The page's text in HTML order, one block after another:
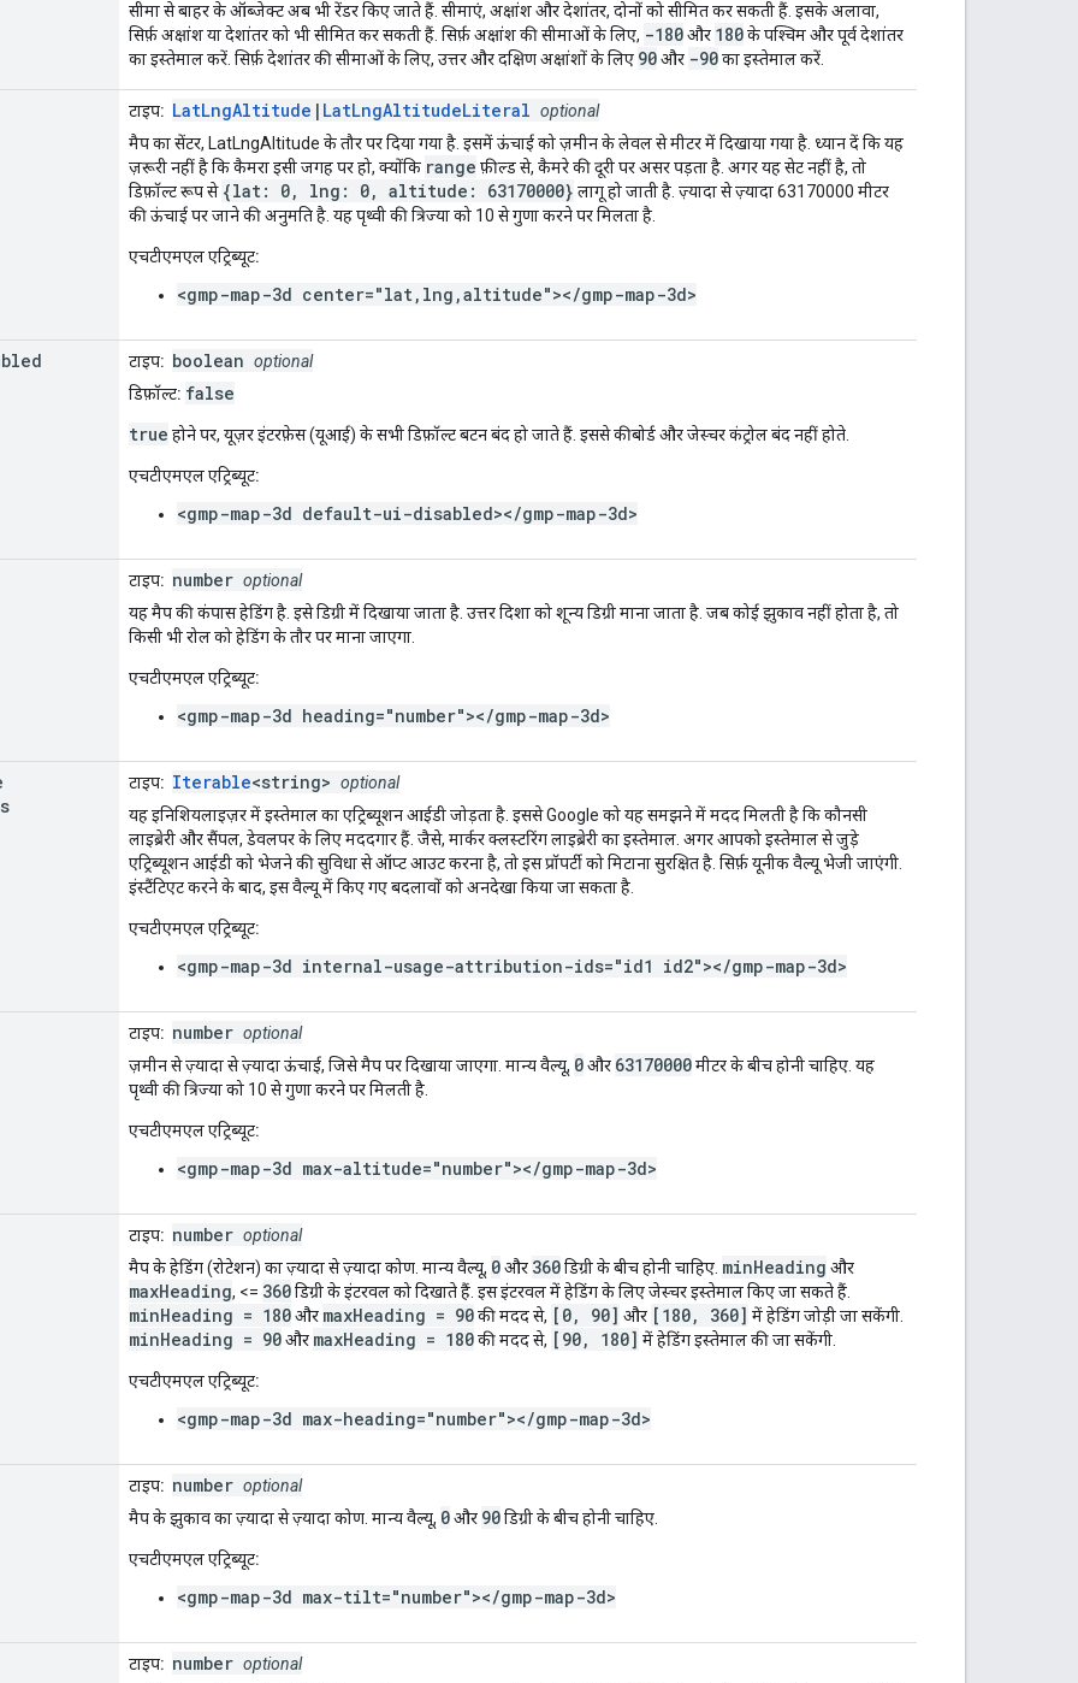
सीमा से बाहर के ऑब्जेक्ट अब भी रेंडर किए जाते हैं. सीमाएं, अक्षांश और देशांतर, दोनों को सीमित कर सकती हैं. इसके अलावा,
सिर्फ़ अक्षांश या देशांतर को भी सीमित कर सकती हैं. सिर्फ़ अक्षांश की सीमाओं के लिए, -180और 180के पश्चिम और पूर्व देशांतर
का इस्तेमाल करें. सिर्फ़ देशांतर की सीमाओं के लिए, उत्तर और दक्षिण अक्षांशों के लिए 90और -90का इस्तेमाल करें.
टाइप: LatLngAltitude | LatLngAltitudeLiteral optional
मैप का सेंटर, LatLngAltitude के तौर पर दिया गया है. इसमें ऊंचाई को ज़मीन के लेवल से मीटर में दिखाया गया है. ध्यान दें कि यह
ज़रूरी नहीं है कि कैमरा इसी जगह पर हो, क्योंकि range फ़ील्ड से, कैमरे की दूरी पर असर पड़ता है. अगर यह सेट नहीं है, तो
डिफ़ॉल्ट रूप से {lat: 0, lng: 0, altitude: 63170000} लागू हो जाती है. ज़्यादा से ज़्यादा 63170000 मीटर
की ऊंचाई पर जाने की अनुमति है. यह पृथ्वी की त्रिज्या को 10 से गुणा करने पर मिलता है.
एचटीएमएल एट्रिब्यूट:
<gmp-map-3d center="lat,lng,altitude"></gmp-map-3d>
टाइप: boolean optional
डिफ़ॉल्ट: false
true होने पर, यूज़र इंटरफ़ेस (यूआई) के सभी डिफ़ॉल्ट बटन बंद हो जाते हैं. इससे कीबोर्ड और जेस्चर कंट्रोल बंद नहीं होते.
एचटीएमएल एट्रिब्यूट:
<gmp-map-3d default-ui-disabled></gmp-map-3d>
टाइप: number optional
यह मैप की कंपास हेडिंग है. इसे डिग्री में दिखाया जाता है. उत्तर दिशा को शून्य डिग्री माना जाता है. जब कोई झुकाव नहीं होता है, तो
किसी भी रोल को हेडिंग के तौर पर माना जाएगा.
एचटीएमएल एट्रिब्यूट:
<gmp-map-3d heading="number"></gmp-map-3d>
टाइप: Iterable<string> optional
यह इनिशियलाइज़र में इस्तेमाल का एट्रिब्यूशन आईडी जोड़ता है. इससे Google को यह समझने में मदद मिलती है कि कौनसी
लाइब्रेरी और सैंपल, डेवलपर के लिए मददगार हैं. जैसे, मार्कर क्लस्टरिंग लाइब्रेरी का इस्तेमाल. अगर आपको इस्तेमाल से जुड़े
एट्रिब्यूशन आईडी को भेजने की सुविधा से ऑप्ट आउट करना है, तो इस प्रॉपर्टी को मिटाना सुरक्षित है. सिर्फ़ यूनीक वैल्यू भेजी जाएंगी.
इंस्टैंटिएट करने के बाद, इस वैल्यू में किए गए बदलावों को अनदेखा किया जा सकता है.
एचटीएमएल एट्रिब्यूट:
<gmp-map-3d internal-usage-attribution-ids="id1 id2"></gmp-map-3d>
टाइप: number optional
ज़मीन से ज़्यादा से ज़्यादा ऊंचाई, जिसे मैप पर दिखाया जाएगा. मान्य वैल्यू, 0और 63170000मीटर के बीच होनी चाहिए. यह
पृथ्वी की त्रिज्या को 10 से गुणा करने पर मिलती है.
एचटीएमएल एट्रिब्यूट:
<gmp-map-3d max-altitude="number"></gmp-map-3d>
टाइप: number optional
मैप के हेडिंग (रोटेशन) का ज़्यादा से ज़्यादा कोण. मान्य वैल्यू, 0और 360डिग्री के बीच होनी चाहिए. minHeading और
maxHeading, <= 360डिग्री के इंटरवल को दिखाते हैं. इस इंटरवल में हेडिंग के लिए जेस्चर इस्तेमाल किए जा सकते हैं.
minHeading = 180और maxHeading = 90की मदद से, [0, 90] और [180, 360] में हेडिंग जोड़ी जा सकेंगी.
minHeading = 90और maxHeading = 180की मदद से, [90, 180] में हेडिंग इस्तेमाल की जा सकेंगी.
एचटीएमएल एट्रिब्यूट:
<gmp-map-3d max-heading="number"></gmp-map-3d>
टाइप: number optional
मैप के झुकाव का ज़्यादा से ज़्यादा कोण. मान्य वैल्यू, 0और 90डिग्री के बीच होनी चाहिए.
एचटीएमएल एट्रिब्यूट:
<gmp-map-3d max-tilt="number"></gmp-map-3d>
टाइप: number optional